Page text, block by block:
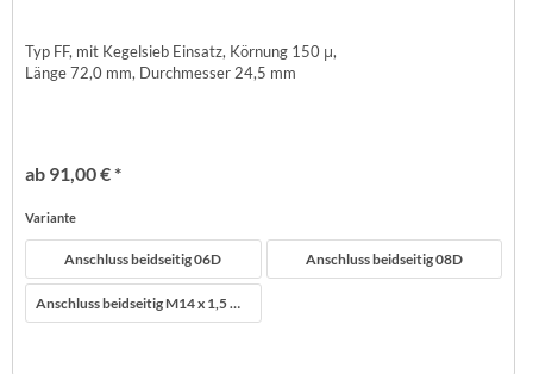
Typ FF, mit Kegelsieb Einsatz, Körnung 150 μ,
Länge 72,0 mm, Durchmesser 24,5 mm
ab 91,00 € *
Variante
Anschluss beidseitig 06D Anschluss beidseitig 08D
Anschluss beidseitig M14 x 1,5 mm